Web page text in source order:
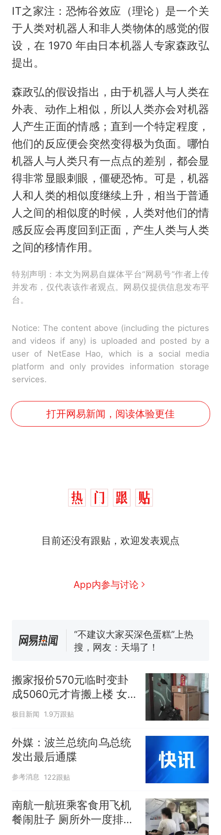
IT之家注：恐怖谷效应（理论）是一个关
于人类对机器人和非人类物体的感觉的假
设，在 1970 年由日本机器人专家森政弘
提出。
森政弘的假设指出，由于机器人与人类在
外表、动作上相似，所以人类亦会对机器
人产生正面的情感；直到一个特定程度，
他们的反应便会突然变得极为负面。哪怕
机器人与人类只有一点点的差别，都会显
得非常显眼刺眼，僵硬恐怖。可是，机器
人和人类的相似度继续上升，相当于普通
人之间的相似度的时候，人类对他们的情
感反应会再度回到正面，产生人类与人类
之间的移情作用。
特别声明：本文为网易自媒体平台“网易号”作者上传
并发布，仅代表该作者观点。网易仅提供信息发布平
台。
Notice: The content above (including the pictures
and videos if any) is uploaded and posted by a
user of NetEase Hao, which is a social media
platform and only provides information storage
services.
打开网易新闻，阅读体验更佳
目前还没有跟贴，欢迎发表观点
App内参与讨论
因老师一句“跟我回家”改写了
眼了……
空调24小时开着反而更省电？
电力部门回应
已叫停招聘，成立调查组全面
核查
“不建议大家买深色蛋糕”上热
搜，网友：天塌了！
汁，致多名乘客在飞行途中排
队上厕所！乘客：机上100多
人只有2个厕所；客服回应：并
非每架飞机都会发放西梅汁
热 那个在床头放菜刀的女孩，
因老师一句“跟我回家”改写了
人生
搬家报价570元临时变卦
成5060元才肯搬上楼 女
子傻眼
极目新闻 1.9万跟贴
外媒：波兰总统向乌总统
发出最后通牒
参考消息 122跟贴
南航一航班乘客食用飞机
餐闹肚子 厕所外一度排长